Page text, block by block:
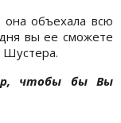
она объехала всю
вы ее сможете
Шустера.
чтобы бы Вы